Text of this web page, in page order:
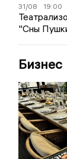
31/08 19:00
"Сны
Бизнес